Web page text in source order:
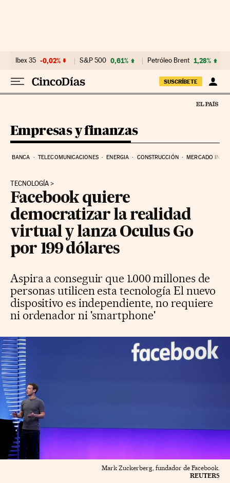
Ibex 35 -0,02% S&P 500 0,61% Petróleo Brent 1,28%
SUSCRÍBETE
Empresas y finanzas
BANCA TELECOMUNICACIONES ENERGIA CONSTRUCCIÓN MERCADO
TECNOLOGÍA
Facebook quiere
democratizar la realidad
virtual y lanza Oculus Go
por 199 dólares
Aspira a conseguir que 1.000 millones de
personas utilicen esta tecnología El nuevo
dispositivo es independiente, no requiere
ni ordenador ni 'smartphone'
Mark Zuckerberg, fundador de Facebook.
REUTERS